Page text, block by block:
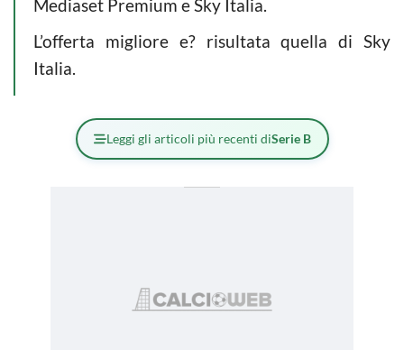
Mediaset Premium e Sky Italia.
L’offerta migliore e? risultata quella di Sky
Italia.
Leggi gli articoli più recenti diSerie B